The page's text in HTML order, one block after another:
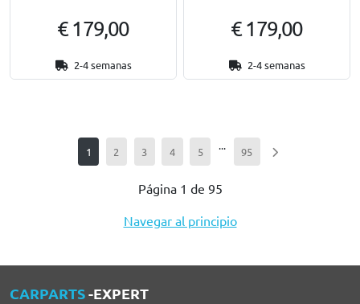
€ 179,00
2-4 semanas
€ 179,00
2-4 semanas
1 2 3 4 5 ... 95
Página 1 de 95
Navegar al principio
CARPARTS-EXPERT